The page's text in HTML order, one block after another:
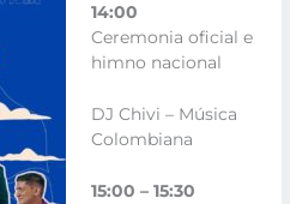
14:00
Ceremonia oficial e
himno nacional
DJ Chivi – Música
Colombiana
15:00 – 15:30